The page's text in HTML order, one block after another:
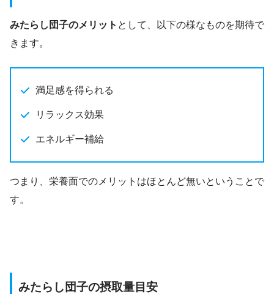
みたらし団子のメリット として、以下の様なものを期待で
きます。
満足感を得られる
リラックス効果
エネルギー補給
つまり、栄養面でのメリットはほとんど無いということで
す。
みたらし団子の摂取量目安